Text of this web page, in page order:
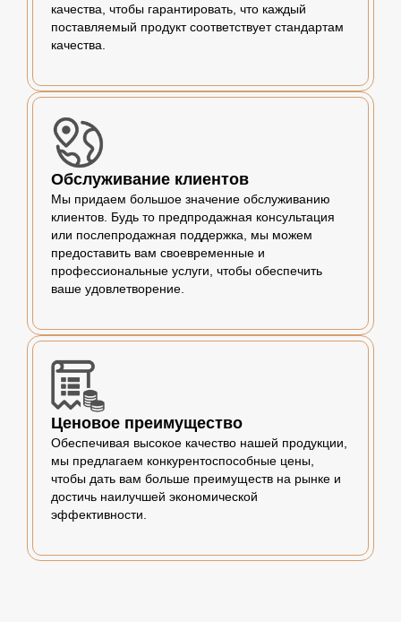
качества, чтобы гарантировать, что каждый
поставляемый продукт соответствует стандартам
качества.
Обслуживание клиентов
Мы придаем большое значение обслуживанию
клиентов. Будь то предпродажная консультация
или послепродажная поддержка, мы можем
предоставить вам своевременные и
профессиональные услуги, чтобы обеспечить
ваше удовлетворение.
Ценовое преимущество
Обеспечивая высокое качество нашей продукции,
мы предлагаем конкурентоспособные цены,
чтобы дать вам больше преимуществ на рынке и
достичь наилучшей экономической
эффективности.